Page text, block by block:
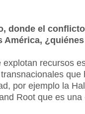
donde el
América,
recursos
que
por ejemplo la
Root que es una